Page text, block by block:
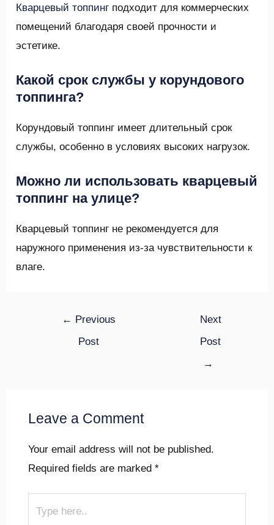
Кварцевый топпинг подходит для коммерческих
помещений благодаря своей прочности и
эстетике.
Какой срок службы у корундового
топпинга?
Корундовый топпинг имеет длительный срок
службы, особенно в условиях высоких нагрузок.
Можно ли использовать кварцевый
топпинг на улице?
Кварцевый топпинг не рекомендуется для
наружного применения из-за чувствительности к
влаге.
← Previous
Post
Next
Post
→
Leave a Comment
Your email address will not be published.
Required fields are marked *
here..